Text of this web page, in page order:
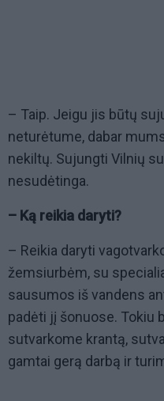
– Taip. Jeigu jis būtų
neturėtume, dabar
nekiltų. Sujungti Vilnių
nesudėtinga.
– Ką reikia daryti?
– Reikia daryti
žemsiurbėm, su
sausumos iš vandens
padėti jį šonuose. Tokiu
sutvarkome krantą,
gamtai gerą darbą ir